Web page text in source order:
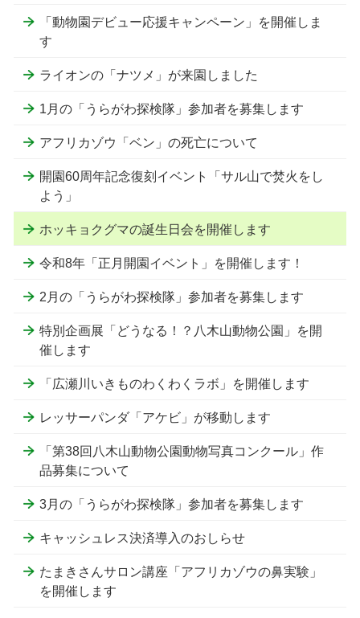
「動物園デビュー応援キャンペーン」を開催しま
す
ライオンの「ナツメ」が来園しました
1月の「うらがわ探検隊」参加者を募集します
アフリカゾウ「ベン」の死亡について
開園60周年記念復刻イベント「サル山で焚火をし
よう」
ホッキョクグマの誕生日会を開催します
令和8年「正月開園イベント」を開催します！
2月の「うらがわ探検隊」参加者を募集します
特別企画展「どうなる！？八木山動物公園」を開
催します
「広瀬川いきものわくわくラボ」を開催します
レッサーパンダ「アケビ」が移動します
「第38回八木山動物公園動物写真コンクール」作
品募集について
3月の「うらがわ探検隊」参加者を募集します
キャッシュレス決済導入のおしらせ
たまきさんサロン講座「アフリカゾウの鼻実験」
を開催します